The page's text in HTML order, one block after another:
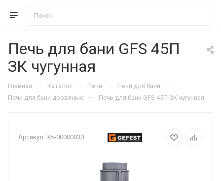
Печь для бани GFS 45П
ЗК чугунная
Главная — Каталог — Печи — Печи для бани —
Печи для бани дровяные — Печь для бани GFS 45П ЗК чугунная
Артикул: КБ-00000030